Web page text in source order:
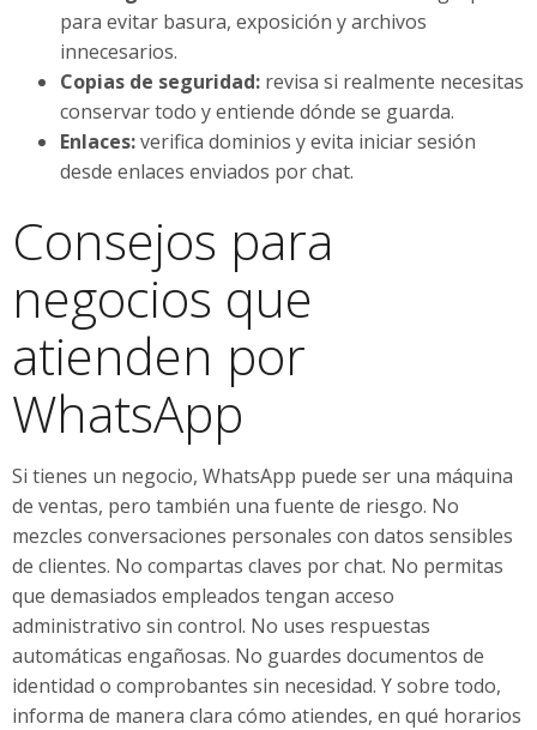
para evitar basura, exposición y archivos
innecesarios.
Copias de seguridad: revisa si realmente necesitas
conservar todo y entiende dónde se guarda.
Enlaces:verifica dominios y evita iniciar sesión
desde enlaces enviados por chat.
Consejos para
negocios que
atienden por
WhatsApp
Si tienes un negocio, WhatsApp puede ser una máquina
de ventas, pero también una fuente de riesgo. No
mezcles conversaciones personales con datos sensibles
de clientes. No compartas claves por chat. No permitas
que demasiados empleados tengan acceso
administrativo sin control. No uses respuestas
automáticas engañosas. No guardes documentos de
identidad o comprobantes sin necesidad. Y sobre todo,
informa de manera clara cómo atiendes, en qué horarios